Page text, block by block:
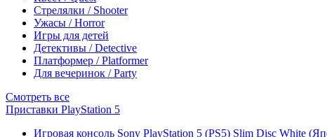
Стрелялки / Shooter
Ужасы / Horror
Игры для детей
Детективы / Detective
Платформер / Platformer
Для вечеринок / Party
Смотреть все
Приставки PlayStation 5
Игровая консоль Sony PlayStation 5 (PS5) Slim Disc White